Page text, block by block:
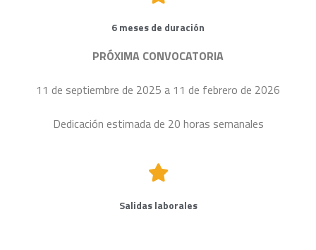
6 meses de duración
PRÓXIMA CONVOCATORIA
11 de septiembre de 2025 a 11 de febrero de 2026
Dedicación estimada de 20 horas semanales
Salidas laborales